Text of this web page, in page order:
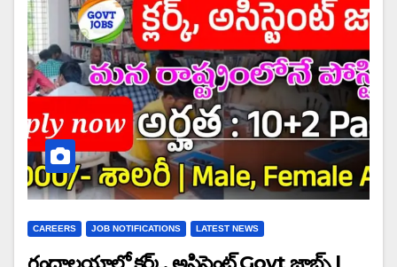
CAREERS JOB NOTIFICATIONS LATEST NEWS